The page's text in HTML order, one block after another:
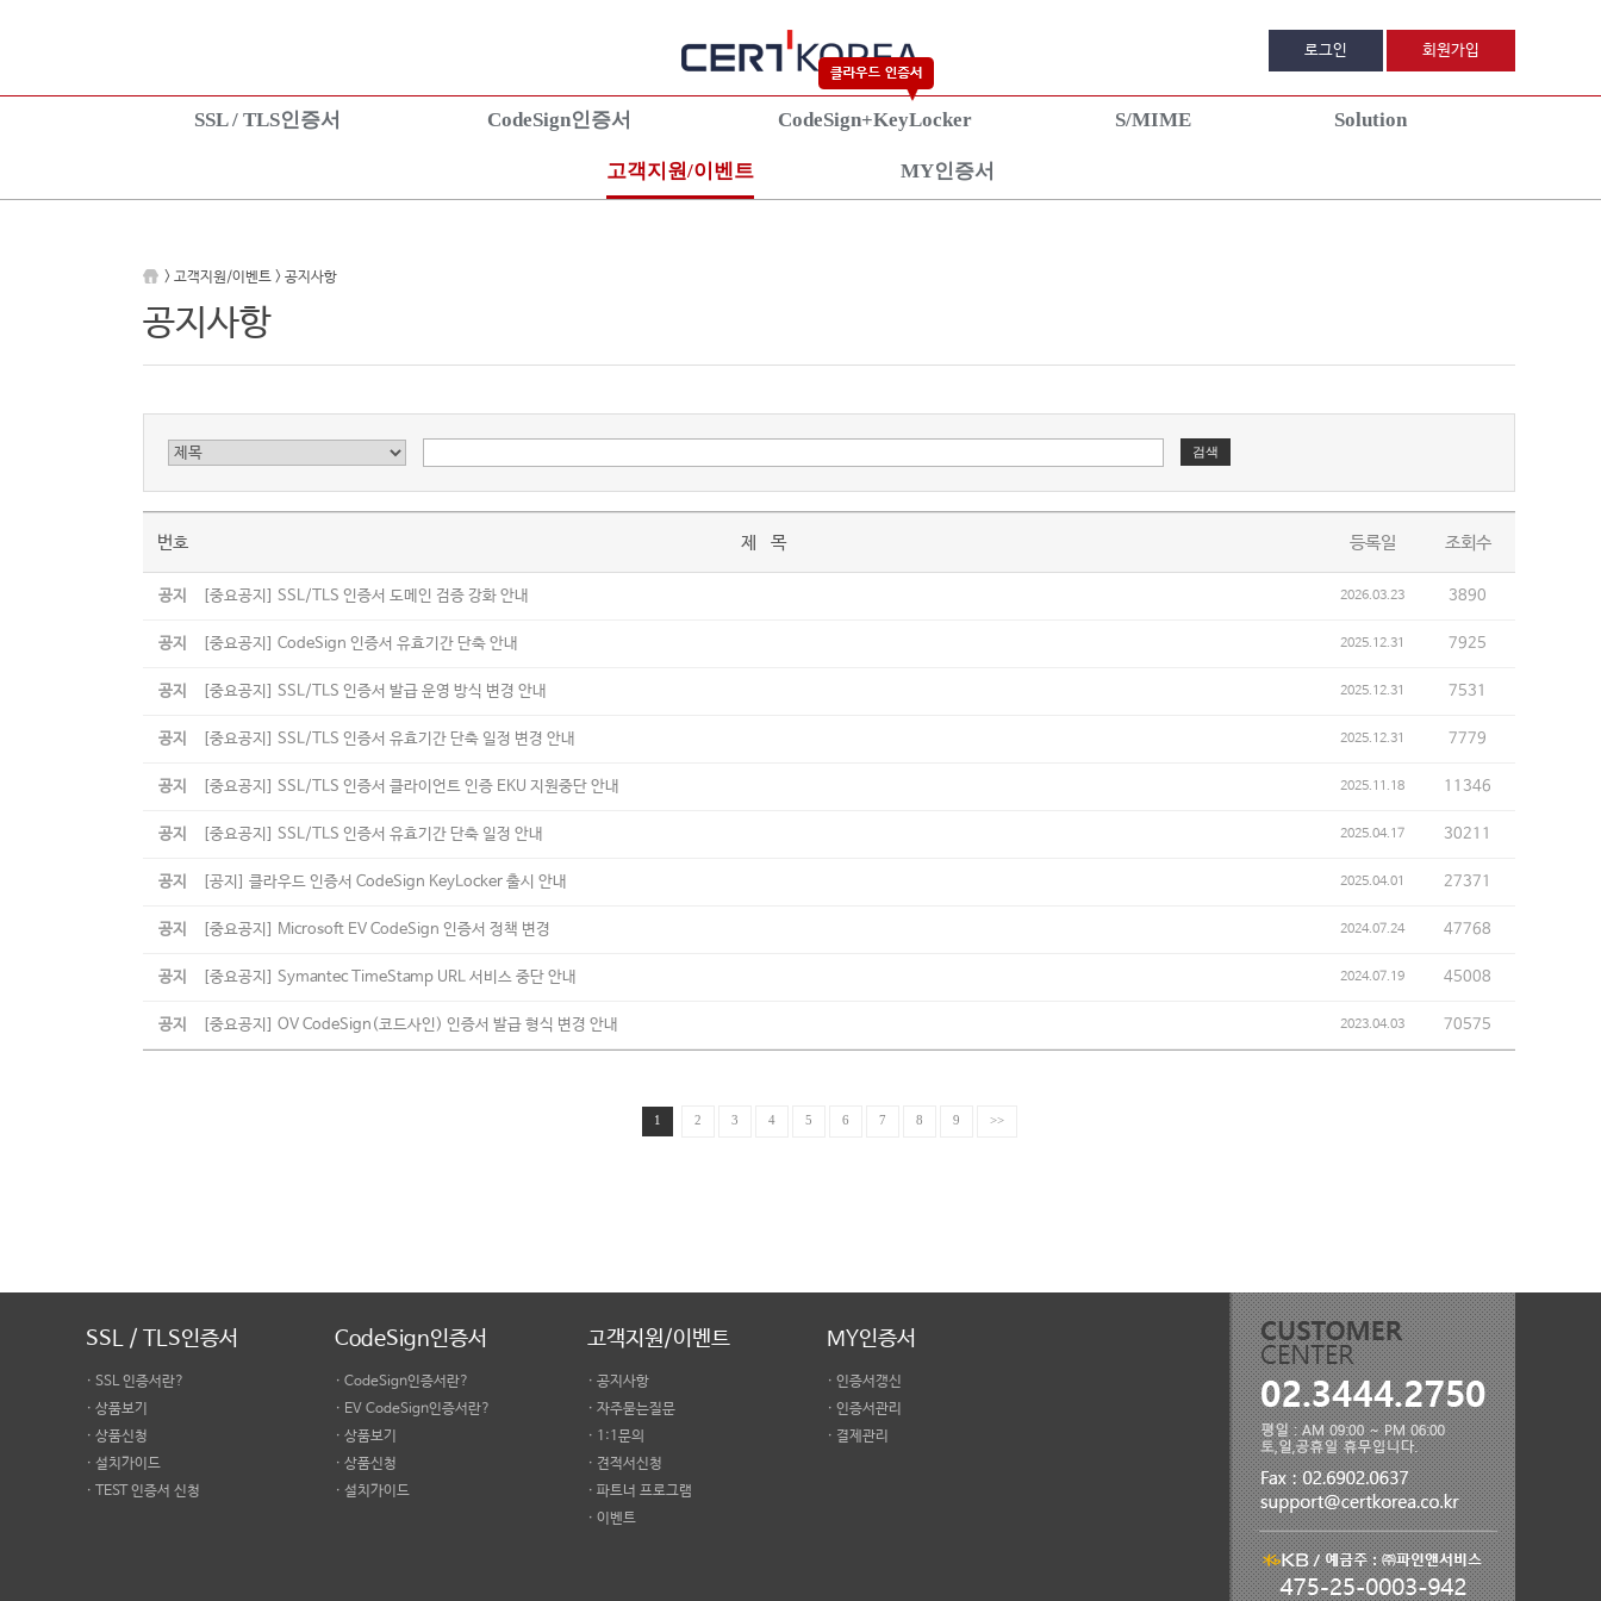
로그인 회원가입
SSL / TLS인증서 CodeSign인증서 CodeSign+KeyLocker S/MIME Solution
고객지원/이벤트 MY인증서
설치가이드
TEST 인증서 신청
KeyLocker란?
> 고객지원/이벤트 > 공지사항
공지사항
번호 제 목 등록일 조회수
공지 [중요공지] SSL/TLS 인증서 도메인 검증 강화 안내 2026.03.23 3890
공지 [중요공지] CodeSign 인증서 유효기간 단축 안내 2025.12.31 7925
공지 [중요공지] SSL/TLS 인증서 발급 운영 방식 변경 안내 2025.12.31 7531
공지 [중요공지] SSL/TLS 인증서 유효기간 단축 일정 변경 안내 2025.12.31 7779
공지 [중요공지] SSL/TLS 인증서 클라이언트 인증 EKU 지원중단 안내 2025.11.18 11346
공지 [중요공지] SSL/TLS 인증서 유효기간 단축 일정 안내 2025.04.17 30211
공지 [공지] 클라우드 인증서 CodeSign KeyLocker 출시 안내 2025.04.01 27371
공지 [중요공지] Microsoft EV CodeSign 인증서 정책 변경 2024.07.24 47768
공지 [중요공지] Symantec TimeStamp URL 서비스 중단 안내 2024.07.19 45008
공지 [중요공지] OV CodeSign(코드사인) 인증서 발급 형식 변경 안내 2023.04.03 70575
1 2 3 4 5 6 7 8 9 >>
SSL / TLS인증서
· SSL 인증서란?
· 상품보기
· 상품신청
· 설치가이드
· TEST 인증서 신청
CodeSign인증서
· CodeSign인증서란?
· EV CodeSign인증서란?
· 상품보기
· 상품신청
· 설치가이드
고객지원/이벤트
· 공지사항
· 자주묻는질문
· 1:1문의
· 견적서신청
· 파트너 프로그램
· 이벤트
MY인증서
· 인증서갱신
· 인증서관리
· 결제관리